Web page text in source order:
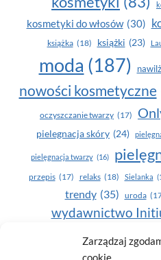
Zarządzaj
cookie
kosmetyki do włosów (30)
książka (18) książki (23)
moda (187)
nowości kosmetyczne
oczyszczanie twarzy (17)
pielegnacja skóry (24)
pielęgnacja twarzy (16)
przepis (17) relaks (18) Sielanka
trendy (35) uroda
wydawnictwo
Yasumi